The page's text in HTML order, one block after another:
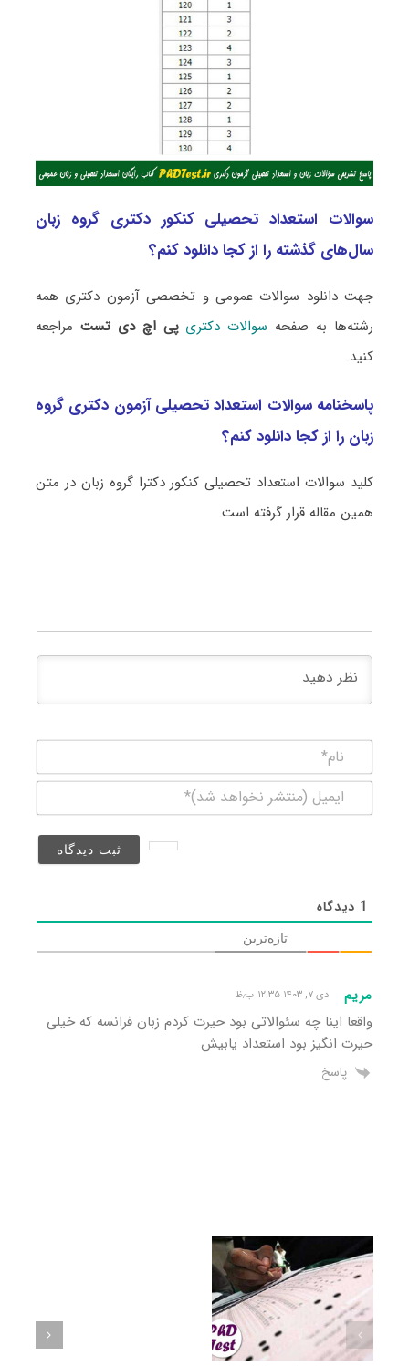
سوالات استعداد تحصیلی کنکور دکتری گروه زبان
سال‌های گذشته را از کجا دانلود کنم؟
جهت دانلود سوالات عمومی و تخصصی آزمون دکتری همه
رشته‌ها به صفحه سوالات دکتری پی اچ دی تست مراجعه
کنید.
پاسخنامه سوالات استعداد تحصیلی آزمون دکتری گروه
زبان را از کجا دانلود کنم؟
کلید سوالات استعداد تحصیلی کنکور دکترا گروه زبان در متن
همین مقاله قرار گرفته است.
(منتشر
1 دیدگاه
تازه‌ترین
مریم دی ۷, ۱۴۰۳ ۱۲:۳۵ ب٫ظ
واقعا اینا چه سئوالاتی بود حیرت کردم زبان فرانسه که خیلی
حیرت انگیز بود استعداد یابیش
پاسخ